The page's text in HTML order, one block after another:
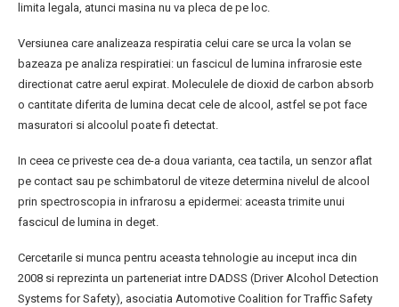
limita legala, atunci masina nu va pleca de pe loc.
Versiunea care analizeaza respiratia celui care se urca la volan se
bazeaza pe analiza respiratiei: un fascicul de lumina infrarosie este
directionat catre aerul expirat. Moleculele de dioxid de carbon absorb
o cantitate diferita de lumina decat cele de alcool, astfel se pot face
masuratori si alcoolul poate fi detectat.
In ceea ce priveste cea de-a doua varianta, cea tactila, un senzor aflat
pe contact sau pe schimbatorul de viteze determina nivelul de alcool
prin spectroscopia in infrarosu a epidermei: aceasta trimite unui
fascicul de lumina in deget.
Cercetarile si munca pentru aceasta tehnologie au inceput inca din
2008 si reprezinta un parteneriat intre DADSS (Driver Alcohol Detection
Systems for Safety), asociatia Automotive Coalition for Traffic Safety